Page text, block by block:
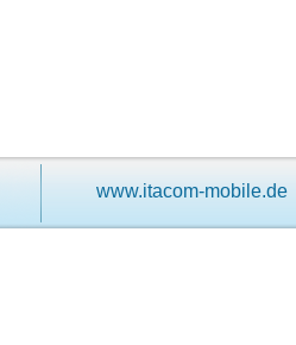
www.itacom-mobile.de